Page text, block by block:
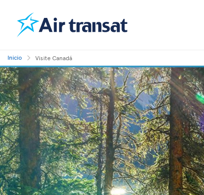
Inicio Visite Canadá